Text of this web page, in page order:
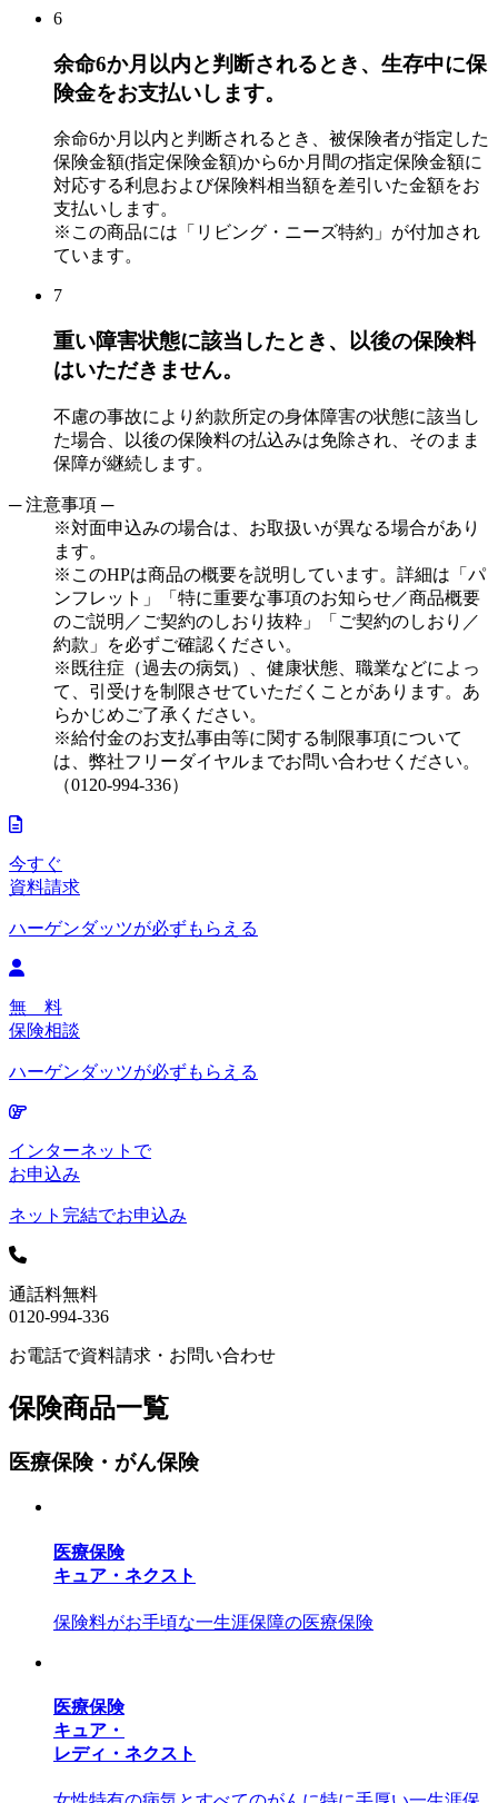
6
余命6か月以内と判断されるとき、生存中に保
険金をお支払いします。
余命6か月以内と判断されるとき、被保険者が指定した
保険金額(指定保険金額)から6か月間の指定保険金額に
対応する利息および保険料相当額を差引いた金額をお
支払いします。
※この商品には「リビング・ニーズ特約」が付加され
ています。
7
重い障害状態に該当したとき、以後の保険料
はいただきません。
不慮の事故により約款所定の身体障害の状態に該当し
た場合、以後の保険料の払込みは免除され、そのまま
保障が継続します。
─ 注意事項 ─
※対面申込みの場合は、お取扱いが異なる場合があり
ます。
※このHPは商品の概要を説明しています。詳細は「パ
ンフレット」「特に重要な事項のお知らせ／商品概要
のご説明／ご契約のしおり抜粋」「ご契約のしおり／
約款」を必ずご確認ください。
※既往症（過去の病気）、健康状態、職業などによっ
て、引受けを制限させていただくことがあります。あ
らかじめご了承ください。
※給付金のお支払事由等に関する制限事項について
は、弊社フリーダイヤルまでお問い合わせください。
（0120-994-336）
今すぐ
資料請求
ハーゲンダッツが必ずもらえる
無 料
保険相談
ハーゲンダッツが必ずもらえる
インターネットで
お申込み
ネット完結でお申込み
通話料無料
0120-994-336
お電話で資料請求・お問い合わせ
保険商品一覧
医療保険・がん保険
医療保険
キュア・ネクスト
保険料がお手頃な一生涯保障の医療保険
医療保険
キュア・
レディ・ネクスト